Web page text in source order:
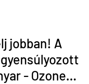
jobban! A
- Ozone